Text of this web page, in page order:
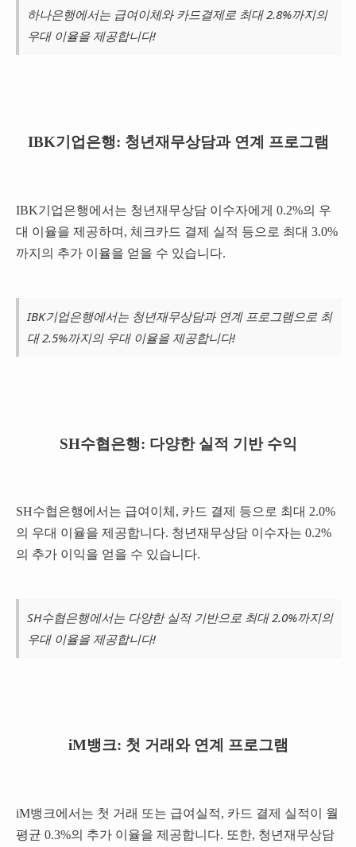
하나은행에서는 급여이체와 카드결제로 최대 2.8%까지의
우대 이율을 제공합니다!
IBK기업은행: 청년재무상담과 연계 프로그램
IBK기업은행에서는 청년재무상담 이수자에게 0.2%의 우
대 이율을 제공하며, 체크카드 결제 실적 등으로 최대 3.0%
까지의 추가 이율을 얻을 수 있습니다.
IBK기업은행에서는 청년재무상담과 연계 프로그램으로 최
대 2.5%까지의 우대 이율을 제공합니다!
SH수협은행: 다양한 실적 기반 수익
SH수협은행에서는 급여이체, 카드 결제 등으로 최대 2.0%
의 우대 이율을 제공합니다. 청년재무상담 이수자는 0.2%
의 추가 이익을 얻을 수 있습니다.
SH수협은행에서는 다양한 실적 기반으로 최대 2.0%까지의
우대 이율을 제공합니다!
iM뱅크: 첫 거래와 연계 프로그램
iM뱅크에서는 첫 거래 또는 급여실적, 카드 결제 실적이 월
평균 0.3%의 추가 이율을 제공합니다. 또한, 청년재무상담